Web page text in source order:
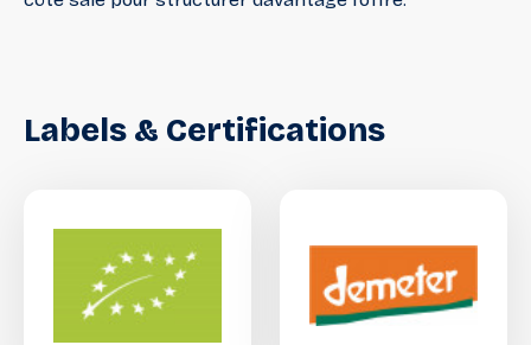
Labels & Certifications